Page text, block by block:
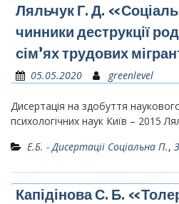
Ляльчук Г. Д.
чинники деструкції
сім’ях трудових
05.05.2020 greenlevel
Дисертація на здобуття
психологічних наук Київ – 2015
Е.Б. - Дисертаціі Соціальна П.,
Капідінова С. Б.